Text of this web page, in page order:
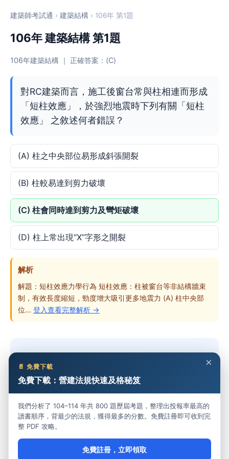
建築師考試通 › 建築結構 › 106年 第1題
106年 建築結構 第1題
106年建築結構 ｜ 正確答案：(C)
對RC建築而言，施工後窗台常與柱相連而形成
「短柱效應」，於強烈地震時下列有關「短柱
效應」 之敘述何者錯誤？
(A) 柱之中央部位易形成斜張開裂
(B) 柱較易達到剪力破壞
(C) 柱會同時達到剪力及彎矩破壞
(D) 柱上常出現“X”字形之開裂
解析
解題：短柱效應力學行為 短柱效應：柱被窗台等非結構牆束
制，有效長度縮短，勁度增大吸引更多地震力 (A) 柱中央部
位... 登入查看完整解析 →
免費開始練習 →
建築師考試通 — 台灣建築師高考線上練習平台
×
📄 免費下載
免費下載：營建法規快速及格秘笈
我們分析了 104–114 年共 800 題歷屆考題，整理出投報率最高的
讀書順序，背最少的法規，獲得最多的分數。免費註冊即可收到完
整 PDF 攻略。
免費註冊，立即領取